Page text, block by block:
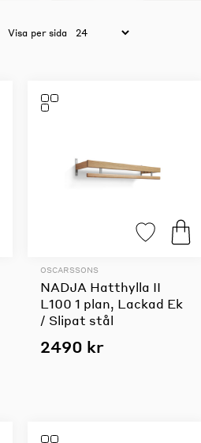
Visa per sida
OSCARSSONS
NADJA Hatthylla II
L100 1 plan, Lackad Ek
/ Slipat stål
2490 kr